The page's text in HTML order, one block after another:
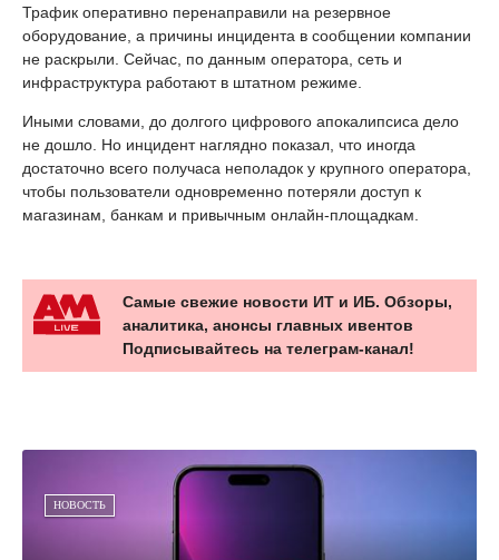
Трафик оперативно перенаправили на резервное
оборудование, а причины инцидента в сообщении компании
не раскрыли. Сейчас, по данным оператора, сеть и
инфраструктура работают в штатном режиме.
Иными словами, до долгого цифрового апокалипсиса дело
не дошло. Но инцидент наглядно показал, что иногда
достаточно всего получаса неполадок у крупного оператора,
чтобы пользователи одновременно потеряли доступ к
магазинам, банкам и привычным онлайн-площадкам.
Самые свежие новости ИТ и ИБ. Обзоры,
аналитика, анонсы главных ивентов
Подписывайтесь на телеграм-канал!
НОВОСТЬ